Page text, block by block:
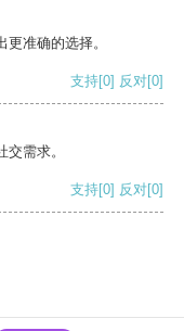
准确的选择。
支持[0] 反对[0]
需求。
支持[0] 反对[0]